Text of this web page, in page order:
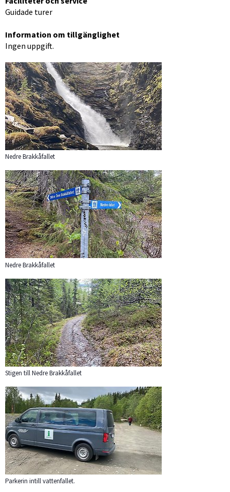
Guidade turer
Information om tillgänglighet
Ingen uppgift.
Förstora bilden
Nedre Brakkåfallet
Förstora bilden
Nedre Brakkåfallet
Förstora bilden
Stigen till Nedre Brakkåfallet
Förstora bilden
Parkerin intill vattenfallet.